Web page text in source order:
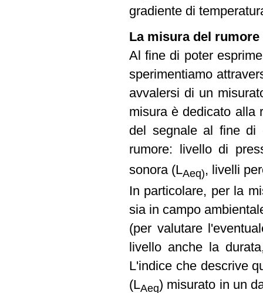
gradiente di
La misura del rumore
Al fine di poter
sperimentiamo
avvalersi di un
misura è dedicato alla
del segnale al fine di
rumore: livello di
sonora (LAeq), livelli
In particolare, per la
sia in campo
(per valutare
livello anche la
L'indice che descrive
(LAeq) misurato in un